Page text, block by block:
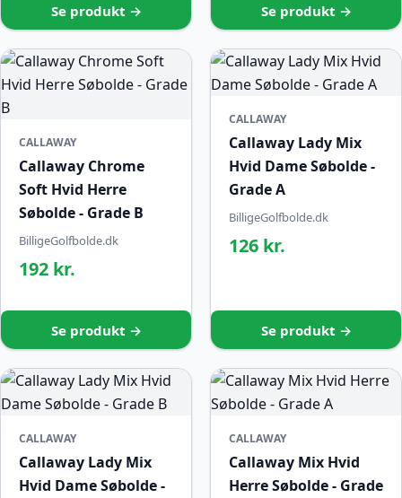
Se produkt → Se produkt →
CALLAWAY
Callaway Chrome
Soft Hvid Herre
Søbolde - Grade B
BilligeGolfbolde.dk
192 kr.
Se produkt →
CALLAWAY
Callaway Lady Mix
Hvid Dame Søbolde -
Grade A
BilligeGolfbolde.dk
126 kr.
Se produkt →
CALLAWAY
Callaway Lady Mix
Hvid Dame Søbolde -
CALLAWAY
Callaway Mix Hvid
Herre Søbolde - Grade